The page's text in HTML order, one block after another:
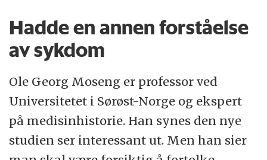
Hadde en annen forståelse
av sykdom
Ole Georg Moseng er professor ved
Universitetet i Sørøst-Norge og ekspert
på medisinhistorie. Han synes den nye
studien ser interessant ut. Men han sier